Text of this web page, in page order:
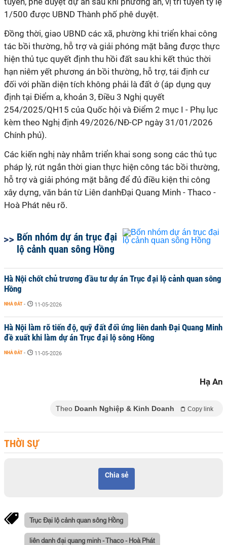
1/500 được UBND Thành phố phê duyệt.
Đồng thời, giao UBND các xã, phường khi triển khai công
tác bồi thường, hỗ trợ và giải phóng mặt bằng được thực
hiện thủ tục quyết định thu hồi đất sau khi kết thúc thời
hạn niêm yết phương án bồi thường, hỗ trợ, tái định cư
đối với phần diện tích không phải là đất ở (áp dụng quy
định tại Điểm a, khoản 3, Điều 3 Nghị quyết
254/2025/QH15 của Quốc hội và Điểm 2 mục I - Phụ lục
kèm theo Nghị định 49/2026/NĐ-CP ngày 31/01/2026
Chính phủ).
Các kiến nghị này nhằm triển khai song song các thủ tục
pháp lý, rút ngắn thời gian thực hiện công tác bồi thường,
hỗ trợ và giải phóng mặt bằng để đủ điều kiện thi công
xây dựng, văn bản từ Liên danhĐại Quang Minh - Thaco -
Hoà Phát nêu rõ.
Bốn nhóm dự án trục đại
lộ cảnh quan sông Hồng
Hà Nội chốt chủ trương đầu tư dự án Trục đại lộ cảnh quan sông
Hồng
NHÀ ĐẤT - 11-05-2026
Hà Nội làm rõ tiến độ, quỹ đất đối ứng liên danh Đại Quang Minh
đề xuất khi làm dự án Trục đại lộ sông Hồng
NHÀ ĐẤT - 11-05-2026
Hạ An
Theo Doanh Nghiệp & Kinh Doanh Copy link
THỜI SỰ
Chia sẻ
Trục Đại lộ cảnh quan sông Hồng
liên danh đại quang minh - Thaco - Hoà Phát